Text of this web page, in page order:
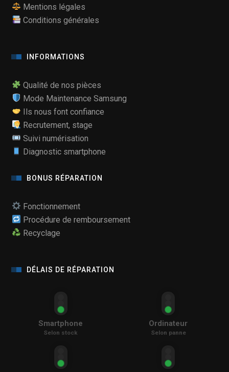
Mentions légales
Conditions générales
INFORMATIONS
Qualité de nos pièces
Mode Maintenance Samsung
Ils nous font confiance
Recrutement, stage
Suivi numérisation
Diagnostic smartphone
BONUS RÉPARATION
Fonctionnement
Procédure de remboursement
Recyclage
DÉLAIS DE RÉPARATION
Smartphone
Selon stock
Ordinateur
Selon panne